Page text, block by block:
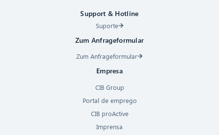
Support & Hotline
Suporte
Zum Anfrageformular
Zum Anfrageformular
Empresa
CIB Group
Portal de emprego
CIB proActive
Imprensa